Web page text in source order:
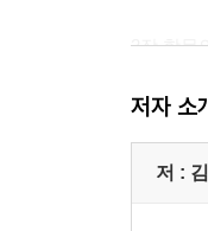
2장 학문
2.2 학문
3장 하
저자 소
저 :